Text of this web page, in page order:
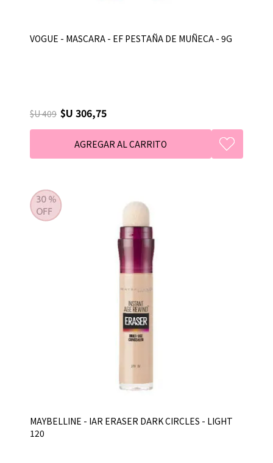
VOGUE - MASCARA - EF PESTAÑA DE MUÑECA - 9G
$U 409 $U 306,75
MAYBELLINE - IAR ERASER DARK CIRCLES - LIGHT
120